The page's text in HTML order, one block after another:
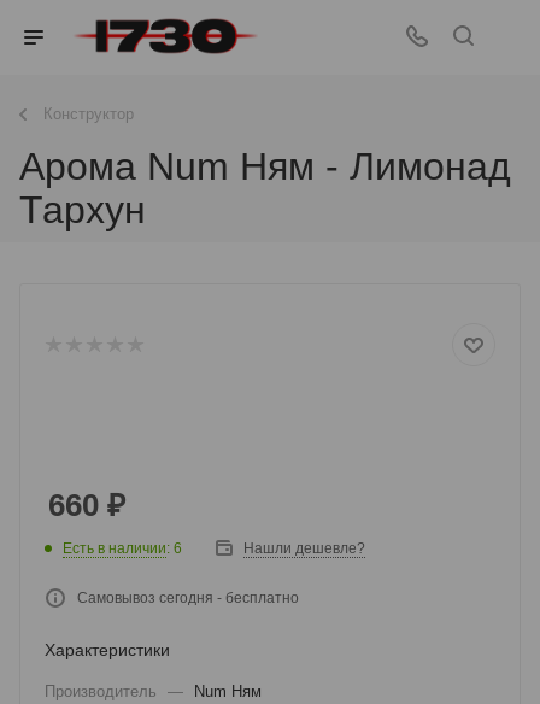
Конструктор
Арома Num Ням - Лимонад
Тархун
660 ₽
Есть в наличии: 6 Нашли дешевле?
Самовывоз сегодня - бесплатно
Характеристики
Производитель — Num Ням